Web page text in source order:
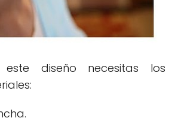
diseño necesitas los